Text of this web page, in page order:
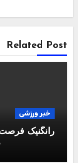
Related Post
خبر ورزشی
رانگنیک